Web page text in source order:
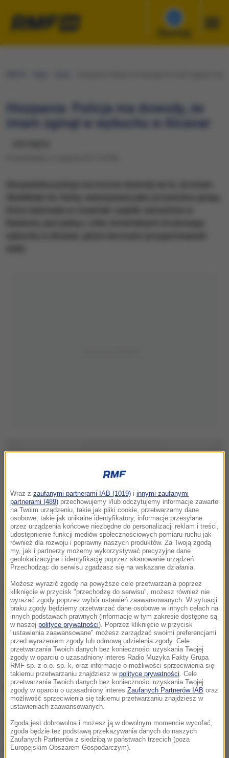
Słuchaj
Hiszpania: Policja ma dowody, że
imam zginął w wybuchu w Alcanar
Poinformował o tym w poniedziałek szef katalońskiej
policji Josep Lluis Trapero.
Jak powiedział Trapero, As-Satty, imam meczetu w
miejscowości Ripoll, w prowincji Gerona, jest jednym
z co najmniej dwóch terrorystów, którzy zginęli w
eksplozji w domu w Alcanar, ok. 200 km na
południowy zachód od stolicy Katalonii.
Śledczy są przekonani, że imam odgrywał kluczową
rolę w zradykalizowaniu pozostałych 11 członków
komórki terrorystycznej, która w ub. tygodniu
Wraz z zaufanymi partnerami IAB (1019) i innymi zaufanymi
partnerami (489) przechowujemy i/lub odczytujemy informacje zawarte
na Twoim urządzeniu, takie jak pliki cookie, przetwarzamy dane
osobowe, takie jak unikalne identyfikatory, informacje przesyłane
przez urządzenia końcowe niezbędne do personalizacji reklam i treści,
udostępnienie funkcji mediów społecznościowych pomiaru ruchu jak
również dla rozwoju i poprawny naszych produktów. Za Twoją zgodą
my, jak i partnerzy możemy wykorzystywać precyzyjne dane
geolokalizacyjne i identyfikację poprzez skanowanie urządzeń.
Przechodząc do serwisu zgadzasz się na wskazane działania.
Możesz wyrazić zgodę na powyższe cele przetwarzania poprzez
kliknięcie w przycisk "przechodzę do serwisu", możesz również nie
wyrażać zgody poprzez wybór ustawień zaawansowanych. W sytuacji
braku zgody będziemy przetwarzać dane osobowe w innych celach na
innych podstawach prawnych (informacje w tym zakresie dostępne są
w naszej polityce prywatności). Poprzez kliknięcie w przycisk
"ustawienia zaawansowane" możesz zarządzać swoimi preferencjami
przed wyrażeniem zgody lub odmową udzielenia zgody. Cele
przetwarzania Twoich danych bez konieczności uzyskania Twojej
zgody w oparciu o uzasadniony interes Radio Muzyka Fakty Grupa
RMF sp. z o.o. sp. k. oraz informacje o możliwości sprzeciwienia się
takiemu przetwarzaniu znajdziesz w polityce prywatności. Cele
przetwarzania Twoich danych bez konieczności uzyskania Twojej
zgody w oparciu o uzasadniony interes Zaufanych Partnerów IAB oraz
możliwość sprzeciwienia się takiemu przetwarzaniu znajdziesz w
ustawieniach zaawansowanych.
Zgoda jest dobrowolna i możesz ją w dowolnym momencie wycofać,
zgoda będzie też podstawą przekazywania danych do naszych
Zaufanych Partnerów z siedzibą w państwach trzecich (poza
Europejskim Obszarem Gospodarczym).